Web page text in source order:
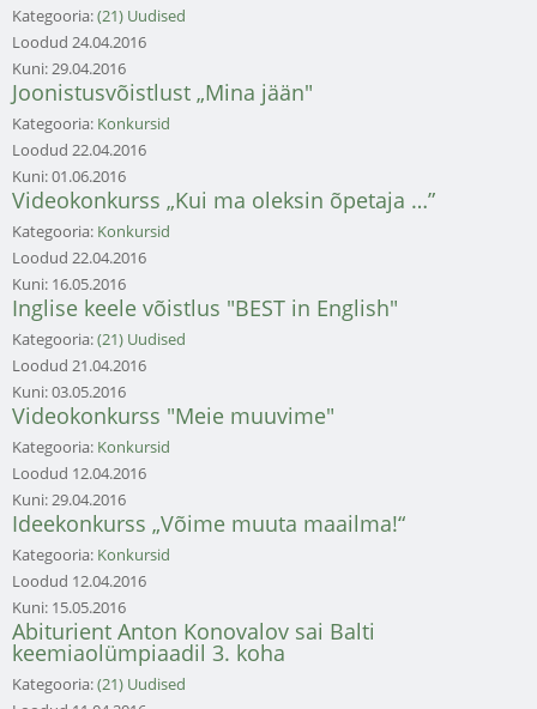
Kategooria:(21) Uudised
Loodud 24.04.2016
Kuni:29.04.2016
Joonistusvõistlust „Mina jään"
Kategooria: Konkursid
Loodud 22.04.2016
Kuni:01.06.2016
Videokonkurss „Kui ma oleksin õpetaja …”
Kategooria: Konkursid
Loodud 22.04.2016
Kuni: 16.05.2016
Inglise keele võistlus "BEST in English"
Kategooria:(21) Uudised
Loodud 21.04.2016
Kuni:03.05.2016
Videokonkurss "Meie muuvime"
Kategooria: Konkursid
Loodud 12.04.2016
Kuni:29.04.2016
Ideekonkurss „Võime muuta maailma!“
Kategooria: Konkursid
Loodud 12.04.2016
Kuni: 15.05.2016
Abiturient Anton Konovalov sai Balti
keemiaolümpiaadil 3. koha
Kategooria:(21) Uudised